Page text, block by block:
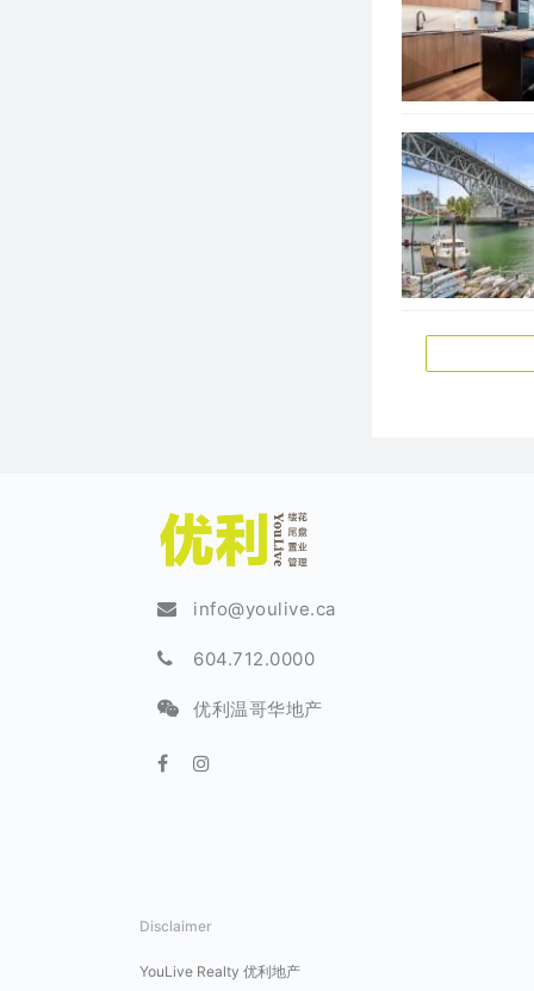
info@youlive.ca
604.712.0000
优利温哥华地产
Disclaimer
YouLive Realty 优利地产